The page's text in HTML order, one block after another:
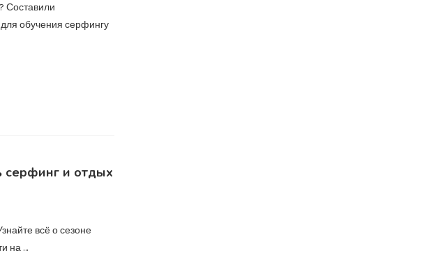
Составили
обучения серфингу
серфинг и отдых
всё о сезоне
на …